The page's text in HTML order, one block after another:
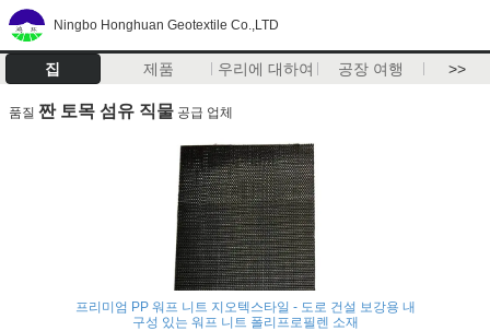
Ningbo Honghuan Geotextile Co.,LTD
집 제품 우리에 대하여 공장 여행 >>
품질 짠 토목 섬유 직물 공급 업체
프리미엄 PP 워프 니트 지오텍스타일 - 도로 건설 보강용 내
구성 있는 워프 니트 폴리프로필렌 소재